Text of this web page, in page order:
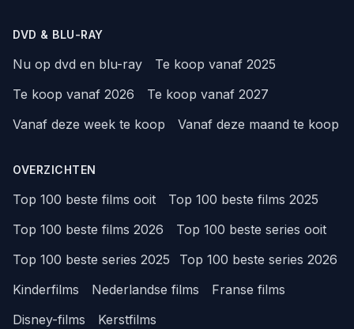
DVD & BLU-RAY
Nu op dvd en blu-ray
Te koop vanaf 2025
Te koop vanaf 2026
Te koop vanaf 2027
Vanaf deze week te koop
Vanaf deze maand te koop
OVERZICHTEN
Top 100 beste films ooit
Top 100 beste films 2025
Top 100 beste films 2026
Top 100 beste series ooit
Top 100 beste series 2025
Top 100 beste series 2026
Kinderfilms
Nederlandse films
Franse films
Disney-films
Kerstfilms